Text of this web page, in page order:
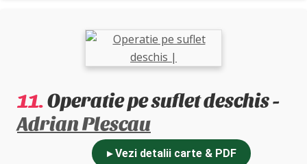
11. Operatie pe suflet deschis -
Adrian Plescau
▸ Vezi detalii carte & PDF